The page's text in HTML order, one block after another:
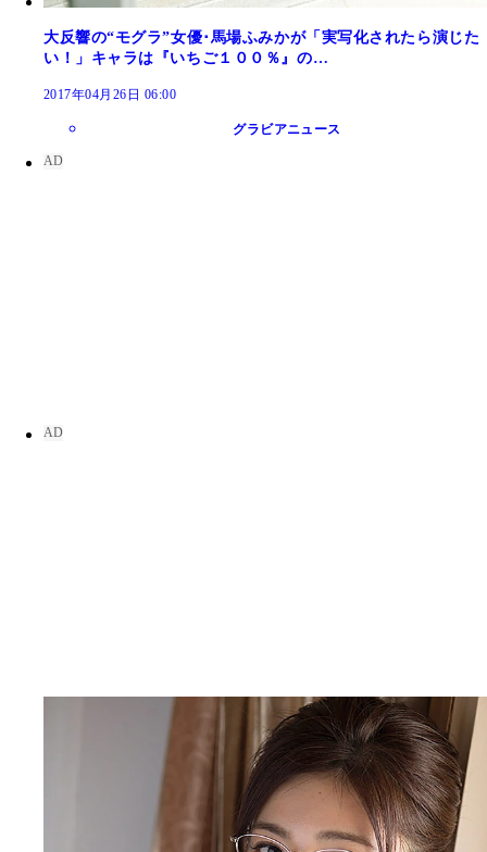
大反響の“モグラ”女優･馬場ふみかが「実写化されたら演じた
い！」キャラは『いちご１００％』の…
2017年04月26日 06:00
グラビアニュース